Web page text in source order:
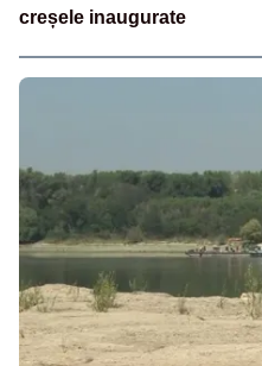
creșele inaugurate